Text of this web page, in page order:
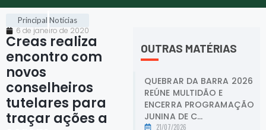
Principal Notícias
6 de janeiro de 2020
Creas realiza
encontro com
novos
conselheiros
tutelares para
traçar ações a
OUTRAS MATÉRIAS
QUEBRAR DA BARRA 2026
REÚNE MULTIDÃO E
ENCERRA PROGRAMAÇÃO
JUNINA DE C...
21/07/2026